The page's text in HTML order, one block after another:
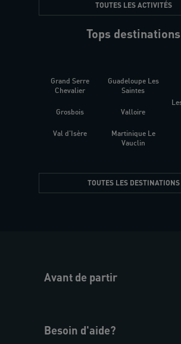
TOUTES LES ACTIVITÉS
Tops destinations
Grand Serre
Chevalier
Grosbois
Val d'Isère
Guadeloupe Les
Saintes
Valloire
Martinique Le
Vauclin
TOUTES LES DESTINATIONS
Avant de partir
Besoin d'aide?